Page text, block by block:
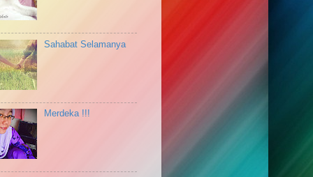
▼ April 2010
"Kesedihan BERTUKAR
menjadi Kegembiraan.
Terima Ka...
berAKHIRnya sebuah TEST !
haha
Bila la Saya Nak Rajen Baca
hari yang membuatkan ku
demam
hujan itu sejuk rindu si bad.
aku cinta kamo!
anak mama ?
Sahabat Selamanya
Merdeka !!!